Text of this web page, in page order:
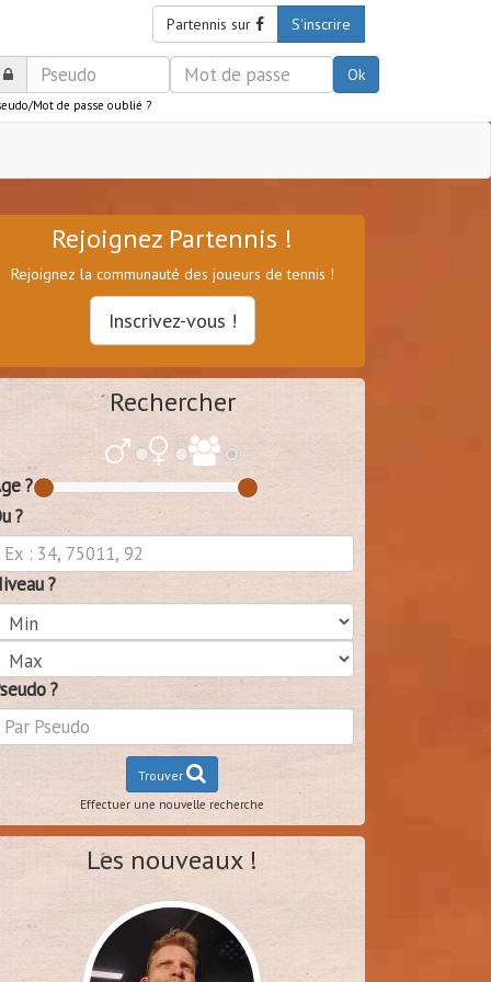
Partennis sur S'inscrire
Ok
Mot de passe oublié ?
Rejoignez Partennis !
Rejoignez la communauté des joueurs de tennis !
Inscrivez-vous !
Rechercher
?
?
?
?
Trouver
Effectuer une nouvelle recherche
Les nouveaux !